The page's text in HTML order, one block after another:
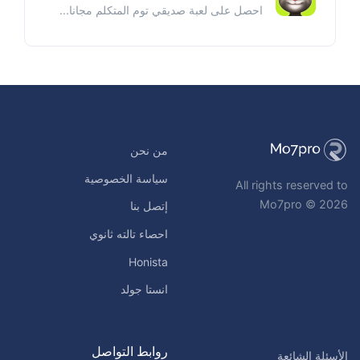
احصل على لعبة صديقي توم المتكلم مجانا...
All rights reserved to
Mo7pro © 2026
من نحن
سياسة الخصوصية
إتصل بنا
احصاء تالته ثانوي
Honista
انستا جولد
الأسئلة الشائعة روابط التواصل